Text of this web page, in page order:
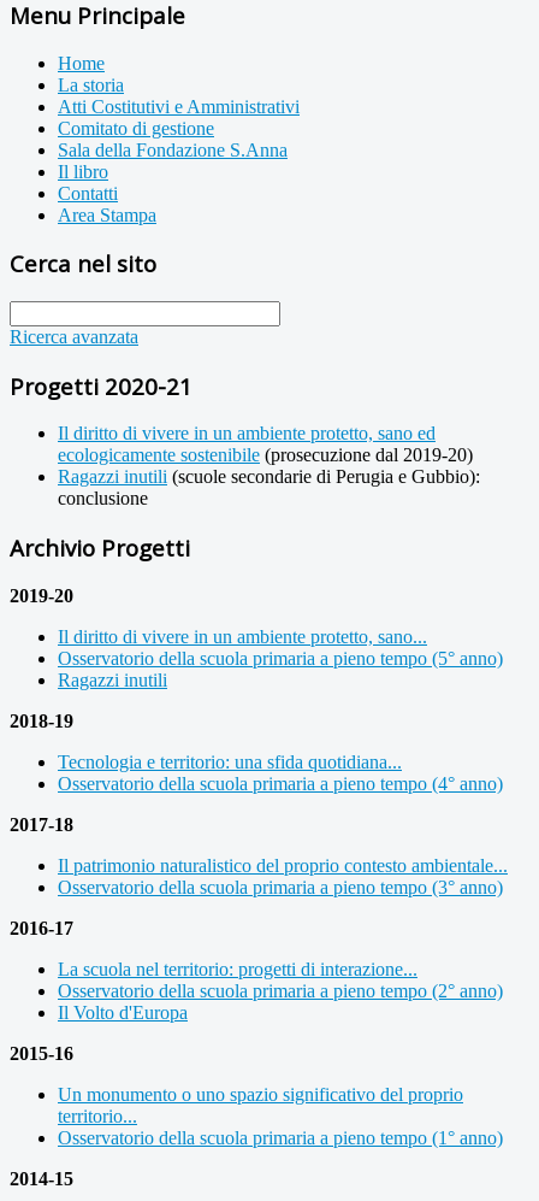
Menu Principale
Home
La storia
Atti Costitutivi e Amministrativi
Comitato di gestione
Sala della Fondazione S.Anna
Il libro
Contatti
Area Stampa
Cerca nel sito
Ricerca avanzata
Progetti 2020-21
Il diritto di vivere in un ambiente protetto, sano ed
ecologicamente sostenibile (prosecuzione dal 2019-20)
Ragazzi inutili (scuole secondarie di Perugia e Gubbio):
conclusione
Archivio Progetti
2019-20
Il diritto di vivere in un ambiente protetto, sano...
Osservatorio della scuola primaria a pieno tempo (5° anno)
Ragazzi inutili
2018-19
Tecnologia e territorio: una sfida quotidiana...
Osservatorio della scuola primaria a pieno tempo (4° anno)
2017-18
Il patrimonio naturalistico del proprio contesto ambientale...
Osservatorio della scuola primaria a pieno tempo (3° anno)
2016-17
La scuola nel territorio: progetti di interazione...
Osservatorio della scuola primaria a pieno tempo (2° anno)
Il Volto d'Europa
2015-16
Un monumento o uno spazio significativo del proprio
territorio...
Osservatorio della scuola primaria a pieno tempo (1° anno)
2014-15